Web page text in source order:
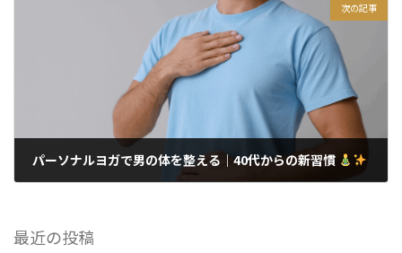
次の記事
パーソナルヨガで男の体を整える｜40代からの新習慣
最近の投稿